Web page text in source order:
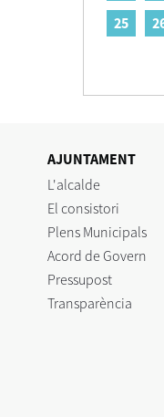
25
AJUNTAMENT
L'alcalde
El consistori
Plens Municipals
Acord de Govern
Pressupost
Transparència